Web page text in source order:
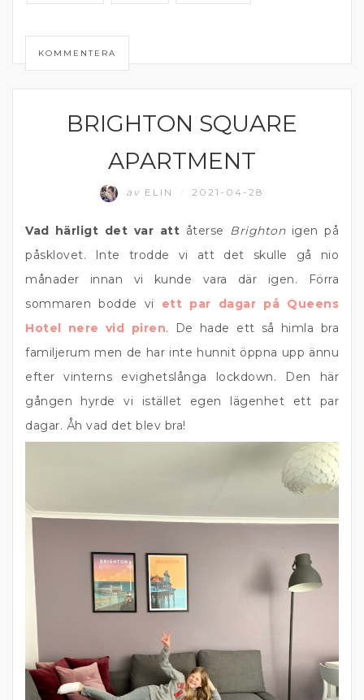
KOMMENTERA
EAST SUSSEXBRIGHTON SQUARE
APARTMENT
av ELIN 2021-04-28
Vad härligt det var att återse Brightonigen på
påsklovet. Inte trodde vi att det skulle gå nio
månader innan vi kunde vara där igen. Förra
sommaren bodde vi
ett par dagar på Queens
Hotel nere vid piren. De hade ett så himla bra
familjerum men de har inte hunnit öppna upp ännu
efter vinterns evighetslånga lockdown. Den här
gången hyrde vi istället egen lägenhet ett par
dagar. Åh vad det blev bra!